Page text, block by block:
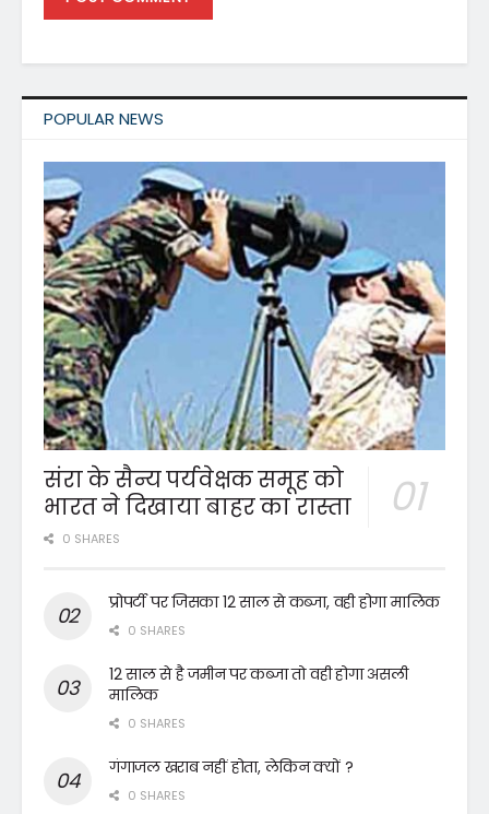
POPULAR NEWS
संरा के सैन्य पर्यवेक्षक समूह को
भारत ने दिखाया बाहर का रास्ता
0 SHARES
प्रोपर्टी पर जिसका 12 साल से कब्जा, वही होगा मालिक
0 SHARES
12 साल से है जमीन पर कब्जा तो वही होगा असली
मालिक
0 SHARES
गंगाजल खराब नहीं होता, लेकिन क्यों ?
0 SHARES